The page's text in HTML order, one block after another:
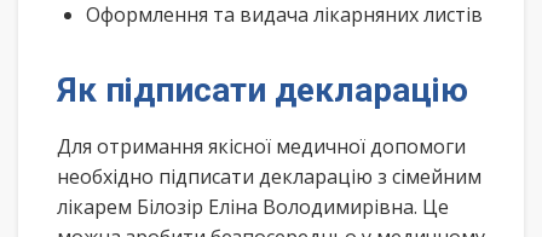
Оформлення та видача лікарняних листів
Як підписати декларацію
Для отримання якісної медичної допомоги
необхідно підписати декларацію з сімейним
лікарем Білозір Еліна Володимирівна. Це